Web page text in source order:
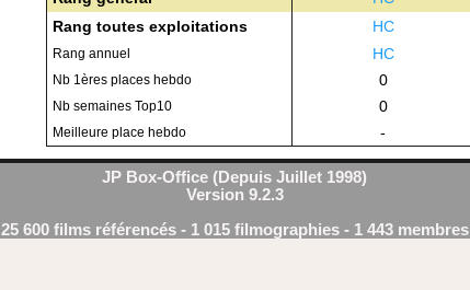
Rang toutes exploitations
HC
Rang annuel HC
Nb 1ères places hebdo 0
Nb semaines Top10 0
Meilleure place hebdo -
JP Box-Office (Depuis Juillet 1998)
Version 9.2.3
25 600 films référencés - 1 015 filmographies - 1 443 membres